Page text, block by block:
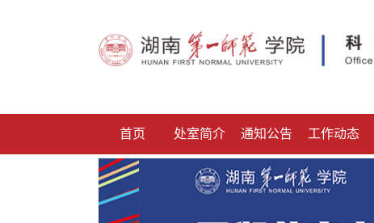
首页 处室简介 通知公告 工作动态